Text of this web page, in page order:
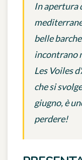
In apertura
belle
incontrano
Les Voiles
che si
giugno, è
perdere!